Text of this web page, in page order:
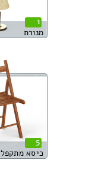
1
מנורת
5
כיסא מתקפל